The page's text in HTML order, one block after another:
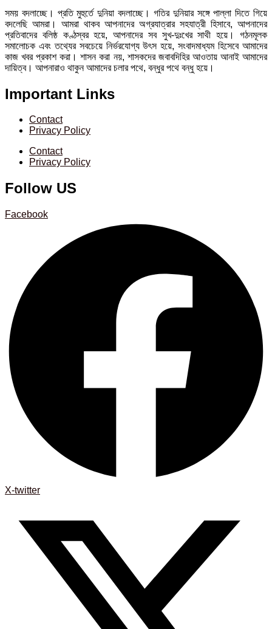
সময় বদলাচ্ছে। প্রতি মুহুর্তে দুনিয়া বদলাচ্ছে। গতির দুনিয়ার সঙ্গে পাল্লা দিতে গিয়ে
বদলেছি আমরা। আমরা থাকব আপনাদের অগ্রযাত্রার সহযাত্রী হিসাবে, আপনাদের
প্রতিবাদের বলিষ্ঠ কণ্ঠস্বর হয়ে, আপনাদের সব সুখ-দুঃখের সাথী হয়ে। গঠনমূলক
সমালোচক এবং তথ্যের সবচেয়ে নির্ভরযোগ্য উ‍ৎস হয়ে, সংবাদমাধ্যম হিসেবে আমাদের
কাজ খবর প্রকাশ করা। শাসন করা নয়, শাসকদের জবাবদিহির আওতায় আনাই আমাদের
দায়িত্ব। আপনারাও থাকুন আমাদের চলার পথে, বন্ধুর পথে বন্ধু হয়ে।
Important Links
Contact
Privacy Policy
Contact
Privacy Policy
Follow US
Facebook
X-twitter